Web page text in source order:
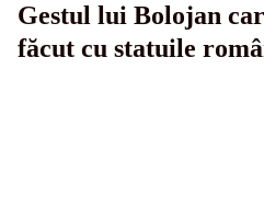
Gestul lui Bolojan
făcut cu statuile